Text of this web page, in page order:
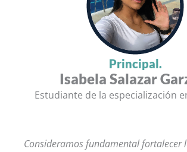
Principal.
Isabela Salazar
Estudiante de la especialización
Consideramos fundamental fortalecer